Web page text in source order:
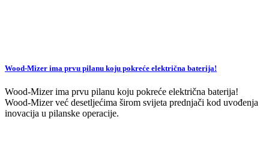
Wood-Mizer ima prvu pilanu koju pokreće električna baterija!
Wood-Mizer ima prvu pilanu koju pokreće električna baterija!
Wood-Mizer već desetljećima širom svijeta prednjači kod uvođenja
inovacija u pilanske operacije.